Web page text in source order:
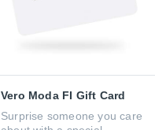
Vero Moda FI Gift Card
Surprise someone you care